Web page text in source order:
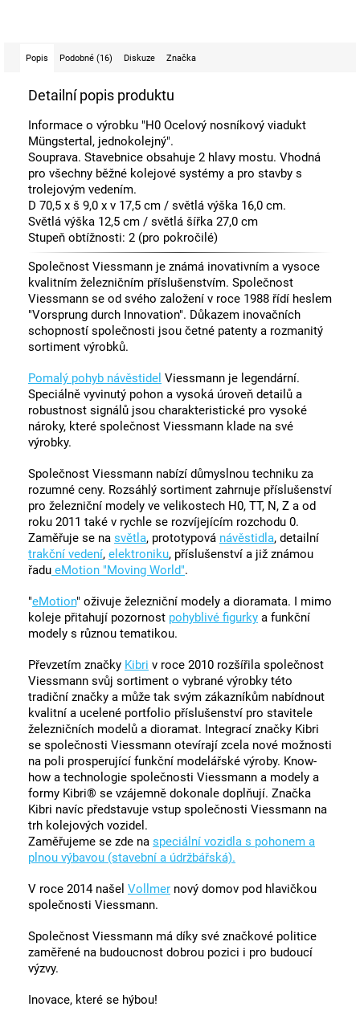
Popis Podobné (16) Diskuze Značka
Detailní popis produktu
Informace o výrobku "H0 Ocelový nosníkový viadukt
Müngstertal, jednokolejný".
Souprava. Stavebnice obsahuje 2 hlavy mostu. Vhodná
pro všechny běžné kolejové systémy a pro stavby s
trolejovým vedením.
D 70,5 x š 9,0 x v 17,5 cm / světlá výška 16,0 cm.
Světlá výška 12,5 cm / světlá šířka 27,0 cm
Stupeň obtížnosti: 2 (pro pokročilé)
Společnost Viessmann je známá inovativním a vysoce
kvalitním železničním příslušenstvím. Společnost
Viessmann se od svého založení v roce 1988 řídí heslem
"Vorsprung durch Innovation". Důkazem inovačních
schopností společnosti jsou četné patenty a rozmanitý
sortiment výrobků.
Pomalý pohyb návěstidel Viessmann je legendární.
Speciálně vyvinutý pohon a vysoká úroveň detailů a
robustnost signálů jsou charakteristické pro vysoké
nároky, které společnost Viessmann klade na své
výrobky.
Společnost Viessmann nabízí důmyslnou techniku za
rozumné ceny. Rozsáhlý sortiment zahrnuje příslušenství
pro železniční modely ve velikostech H0, TT, N, Z a od
roku 2011 také v rychle se rozvíjejícím rozchodu 0.
Zaměřuje se na světla, prototypová návěstidla, detailní
trakční vedení, elektroniku, příslušenství a již známou
řadu eMotion "Moving World".
"eMotion" oživuje železniční modely a dioramata. I mimo
koleje přitahují pozornost pohyblivé figurky a funkční
modely s různou tematikou.
Převzetím značky Kibri v roce 2010 rozšířila společnost
Viessmann svůj sortiment o vybrané výrobky této
tradiční značky a může tak svým zákazníkům nabídnout
kvalitní a ucelené portfolio příslušenství pro stavitele
železničních modelů a dioramat. Integrací značky Kibri
se společnosti Viessmann otevírají zcela nové možnosti
na poli prosperující funkční modelářské výroby. Know-
how a technologie společnosti Viessmann a modely a
formy Kibri® se vzájemně dokonale doplňují. Značka
Kibri navíc představuje vstup společnosti Viessmann na
trh kolejových vozidel.
Zaměřujeme se zde na speciální vozidla s pohonem a
plnou výbavou (stavební a údržbářská).
V roce 2014 našel Vollmer nový domov pod hlavičkou
společnosti Viessmann.
Společnost Viessmann má díky své značkové politice
zaměřené na budoucnost dobrou pozici i pro budoucí
výzvy.
Inovace, které se hýbou!